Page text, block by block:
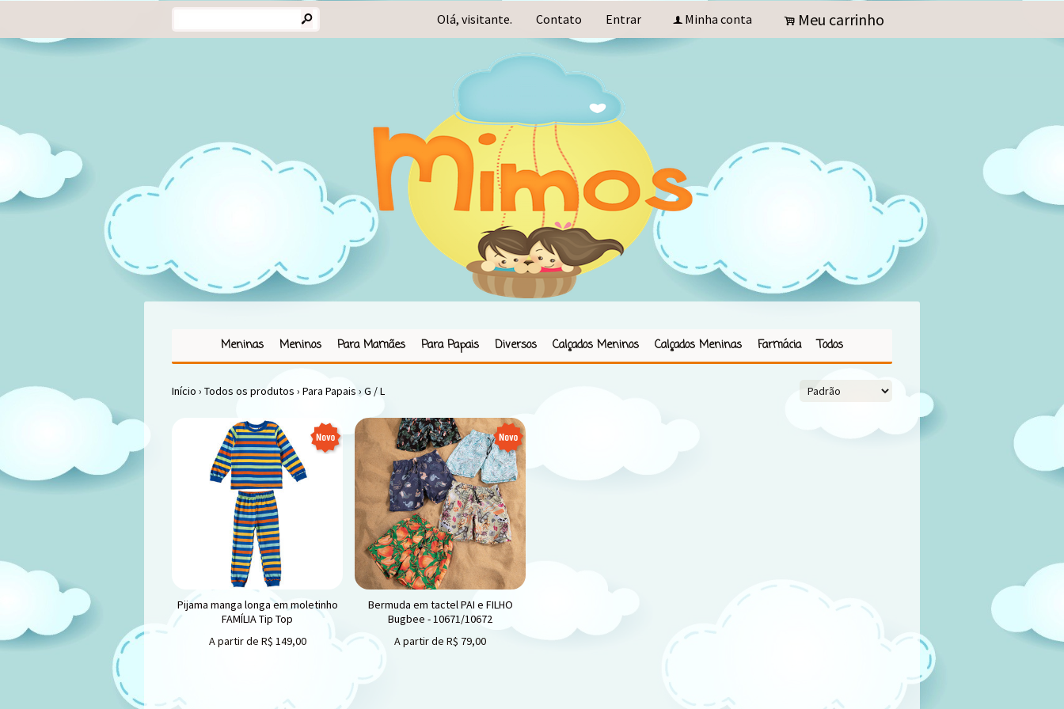
s Olá, visitante. Contato Entrar f Minha conta . Meu carrinho
Meninas Meninos Para Mamães Para Papais Diversos Calçados Meninos Calçados Meninas Farmácia Todos
Início › Todos os produtos › Para Papais › G / L
Pijama manga longa em moletinho
FAMÍLIA Tip Top
A partir de R$ 149,00
Bermuda em tactel PAI e FILHO
Bugbee - 10671/10672
A partir de R$ 79,00